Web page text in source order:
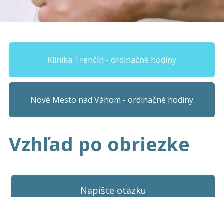
Klinika Trenčín - ordinačné hodiny
Nové Mesto nad Váhom - ordinačné hodiny
Vzhľad po obriezke
Napíšte otázku